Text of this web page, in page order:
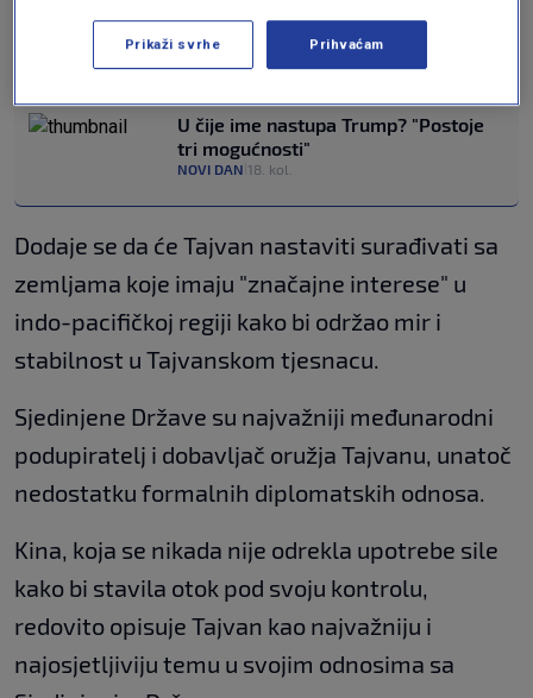
je da "uvijek pomno prati interakcije između
visokih dužnosnika Sjedinjenih Država i Kine".
U čije ime nastupa Trump? "Postoje
tri mogućnosti"
NOVI DAN 18. kol.
Dodaje se da će Tajvan nastaviti surađivati sa
zemljama koje imaju "značajne interese" u
indo-pacifičkoj regiji kako bi održao mir i
stabilnost u Tajvanskom tjesnacu.
Sjedinjene Države su najvažniji međunarodni
podupiratelj i dobavljač oružja Tajvanu, unatoč
nedostatku formalnih diplomatskih odnosa.
Kina, koja se nikada nije odrekla upotrebe sile
kako bi stavila otok pod svoju kontrolu,
redovito opisuje Tajvan kao najvažniju i
najosjetljiviju temu u svojim odnosima sa
Prikaži svrhe Prihvaćam